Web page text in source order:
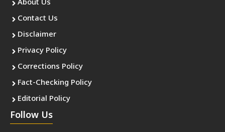
About Us
Contact Us
Disclaimer
Privacy Policy
Corrections Policy
Fact-Checking Policy
Editorial Policy
Follow Us